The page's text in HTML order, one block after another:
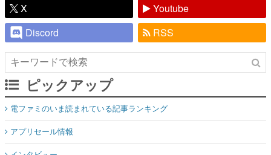
X
Youtube
Discord
RSS
ピックアップ
電ファミのいま読まれている記事ランキング
アプリセール情報